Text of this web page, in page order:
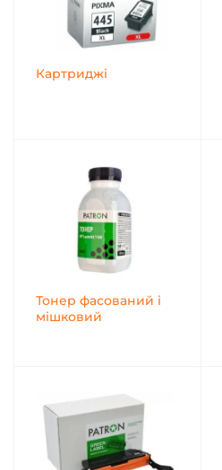
Картриджі
Тонер фасований і
мішковий